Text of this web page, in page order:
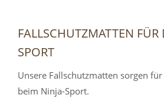
FALLSCHUTZMATTEN FÜR
SPORT
Unsere Fallschutzmatten sorgen
beim Ninja-Sport.